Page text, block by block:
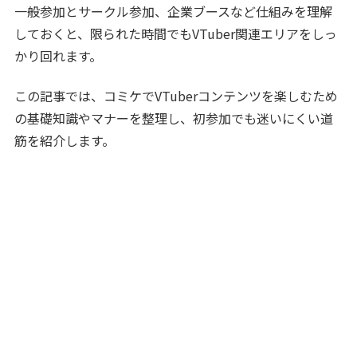
一般参加とサークル参加、企業ブースなど仕組みを理解
しておくと、限られた時間でもVTuber関連エリアをしっ
かり回れます。
この記事では、コミケでVTuberコンテンツを楽しむため
の基礎知識やマナーを整理し、初参加でも迷いにくい道
筋を紹介します。